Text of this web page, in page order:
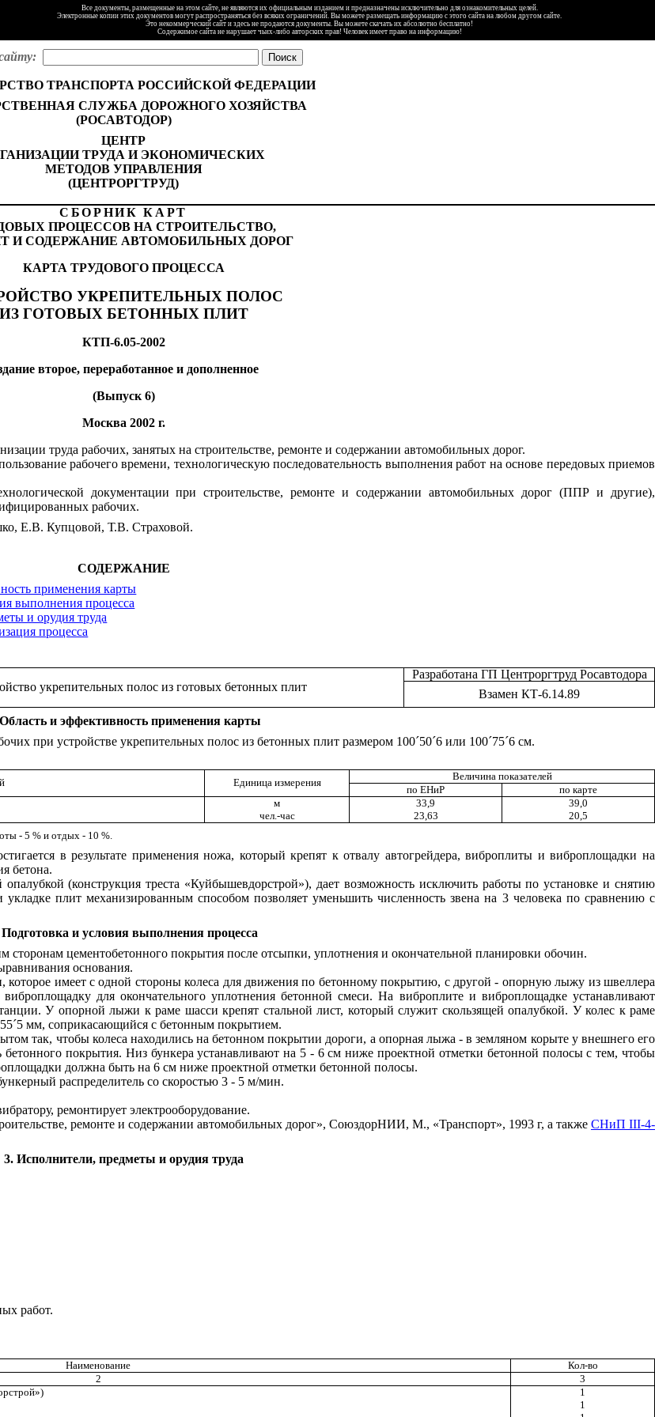
Все документы, размещенные на этом сайте, не являются их официальным изданием и предназначены исключительно для ознакомительных целей.
Электронные копии этих документов могут распространяться без всяких ограничений. Вы можете размещать информацию с этого сайта на любом другом сайте.
Это некоммерческий сайт и здесь не продаются документы. Вы можете скачать их абсолютно бесплатно!
Содержимое сайта не нарушает чьих-либо авторских прав! Человек имеет право на информацию!
ТРАНСПОРТА РОССИЙСКОЙ ФЕДЕРАЦИИ
СЛУЖБА ДОРОЖНОГО ХОЗЯЙСТВА
(РОСАВТОДОР)
ЦЕНТР
ТРУДА И ЭКОНОМИЧЕСКИХ
МЕТОДОВ УПРАВЛЕНИЯ
(ЦЕНТРОРГТРУД)
СБОРНИК КАРТ
ПРОЦЕССОВ НА СТРОИТЕЛЬСТВО,
И СОДЕРЖАНИЕ АВТОМОБИЛЬНЫХ ДОРОГ
КАРТА ТРУДОВОГО ПРОЦЕССА
УКРЕПИТЕЛЬНЫХ ПОЛОС
ИЗ ГОТОВЫХ БЕТОННЫХ ПЛИТ
КТП-6.05-2002
второе, переработанное и дополненное
(Выпуск 6)
Москва 2002 г.
труда рабочих, занятых на строительстве, ремонте и содержании автомобильных дорог.
рабочего времени, технологическую последовательность выполнения работ на основе передовых приемов
документации при строительстве, ремонте и содержании автомобильных дорог (ППР и другие),
рабочих.
Е.В. Купцовой, Т.В. Страховой.
СОДЕРЖАНИЕ
применения карты
выполнения процесса
и орудия труда
процесса
укрепительных полос из готовых бетонных плит
Разработана ГП Центроргтруд Росавтодора
Взамен КТ-6.14.89
и эффективность применения карты
при устройстве укрепительных полос из бетонных плит размером 100´50´6 или 100´75´6 см.
Единица измерения
Величина показателей
по ЕНиР
по карте
м 33,9
39,0
чел.-час 23,63
20,5
- 5 % и отдых - 10 %.
в результате применения ножа, который крепят к отвалу автогрейдера, виброплиты и виброплощадки на
бетона.
(конструкция треста «Куйбышевдорстрой»), дает возможность исключить работы по установке и снятию
плит механизированным способом позволяет уменьшить численность звена на 3 человека по сравнению с
и условия выполнения процесса
цементобетонного покрытия после отсыпки, уплотнения и окончательной планировки обочин.
основания.
имеет с одной стороны колеса для движения по бетонному покрытию, с другой - опорную лыжу из швеллера
для окончательного уплотнения бетонной смеси. На виброплите и виброплощадке устанавливают
У опорной лыжи к раме шасси крепят стальной лист, который служит скользящей опалубкой. У колес к раме
55´5 мм, соприкасающийся с бетонным покрытием.
так, чтобы колеса находились на бетонном покрытии дороги, а опорная лыжа - в земляном корыте у внешнего его
покрытия. Низ бункера устанавливают на 5 - 6 см ниже проектной отметки бетонной полосы с тем, чтобы
должна быть на 6 см ниже проектной отметки бетонной полосы.
распределитель со скоростью 3 - 5 м/мин.
ремонтирует электрооборудование.
ремонте и содержании автомобильных дорог», СоюздорНИИ, М., «Транспорт», 1993 г, а также СНиП III-4-
3. Исполнители, предметы и орудия труда
работ.
Наименование
Кол-во
2
3
1
1